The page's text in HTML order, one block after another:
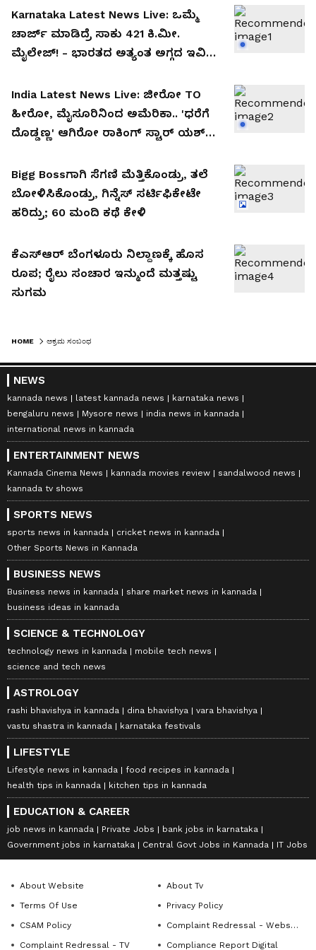
Karnataka Latest News Live: ಒಮ್ಮೆ
ಚಾರ್ಜ್ ಮಾಡಿದ್ರೆ ಸಾಕು 421 ಕಿ.ಮೀ.
ಮೈಲೇಜ್! - ಭಾರತದ ಅತ್ಯಂತ ಅಗ್ಗದ ಇವಿ
ಡೀಟೇಲ್ಸ್!
India Latest News Live: ಜೀರೋ TO
ಹೀರೋ, ಮೈಸೂರಿನಿಂದ ಅಮೆರಿಕಾ.. 'ಧರೆಗೆ
ದೊಡ್ಡಣ್ಣ' ಆಗಿರೋ ರಾಕಿಂಗ್ ಸ್ಟಾರ್ ಯಶ್
Bigg Bossಗಾಗಿ ಸೆಗಣಿ ಮೆತ್ತಿಕೊಂಡ್ರು, ತಲೆ
ಬೋಳಿಸಿಕೊಂಡ್ರು, ಗಿನ್ನೆಸ್​ ಸರ್ಟಿಫಿಕೇಟೇ ​
ಹರಿದ್ರು; 60 ಮಂದಿ ಕಥೆ ಕೇಳಿ
ಕೆಎಸ್‌ಆರ್ ಬೆಂಗಳೂರು ನಿಲ್ದಾಣಕ್ಕೆ ಹೊಸ
ರೂಪ; ರೈಲು ಸಂಚಾರ ಇನ್ಮುಂದೆ ಮತ್ತಷ್ಟು
ಸುಗಮ
HOME ಅಕ್ರಮ ಸಂಬಂಧ
NEWS
kannada news latest kannada news
karnataka news
bengaluru news
Mysore news
india news in kannada
international news in kannada
ENTERTAINMENT NEWS
Kannada Cinema News kannada movies review
sandalwood news
kannada tv shows
SPORTS NEWS
sports news in kannada
cricket news in kannada
Other Sports News in Kannada
BUSINESS NEWS
Business news in kannada
share market news in kannada
business ideas in kannada
SCIENCE & TECHNOLOGY
technology news in kannada
mobile tech news
science and tech news
ASTROLOGY
rashi bhavishya in kannada dina bhavishya
vara bhavishya
vastu shastra in kannada
karnataka festivals
LIFESTYLE
Lifestyle news in kannada
food recipes in kannada
health tips in kannada
kitchen tips in kannada
EDUCATION & CAREER
job news in kannada Private Jobs
bank jobs in karnataka
Government jobs in karnataka
Central Govt Jobs in Kannada IT Jobs
About Website
About Tv
Terms Of Use
Privacy Policy
CSAM Policy
Complaint Redressal - Website
Complaint Redressal - TV
Compliance Report Digital